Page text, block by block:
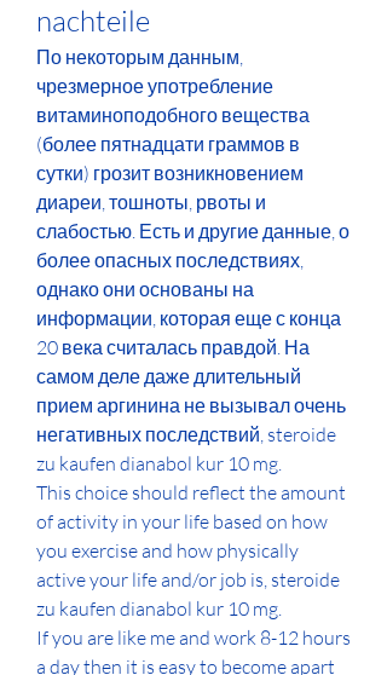
nachteile
По некоторым данным,
чрезмерное употребление
витаминоподобного вещества
(более пятнадцати граммов в
сутки) грозит возникновением
диареи, тошноты, рвоты и
слабостью. Есть и другие данные, о
более опасных последствиях,
однако они основаны на
информации, которая еще с конца
20 века считалась правдой. На
самом деле даже длительный
прием аргинина не вызывал очень
негативных последствий, steroide
zu kaufen dianabol kur 10 mg.
This choice should reflect the amount
of activity in your life based on how
you exercise and how physically
active your life and/or job is, steroide
zu kaufen dianabol kur 10 mg.
If you are like me and work 8-12 hours
a day then it is easy to become apart